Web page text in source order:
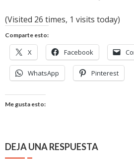
(Visited 26 times, 1 visits today)
Comparte esto:
X Facebook
WhatsApp Pinterest
Me gusta esto:
DEJA UNA RESPUESTA